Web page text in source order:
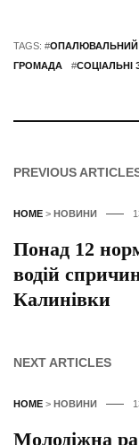
TAGS: #ОПАЛЮВАЛЬНИЙ
ГРОМАДА
#СОЦІАЛЬНІ
PREVIOUS
HOME > НОВИНИ
Понад 12
водій
Калинівки
NEXT ARTICLES
HOME > НОВИНИ
Молодіжна